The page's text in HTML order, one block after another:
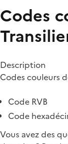
Codes
Description
Codes couleurs
Code RVB
Code
Vous avez des